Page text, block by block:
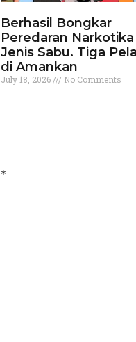
Berhasil Bongkar
Peredaran Narkotika
Jenis Sabu. Tiga
di Amankan
July 18, 2026 No Comments
*